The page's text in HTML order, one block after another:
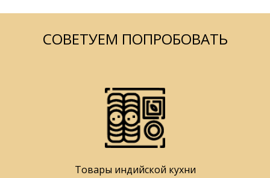
СОВЕТУЕМ ПОПРОБОВАТЬ
Товары индийской кухни